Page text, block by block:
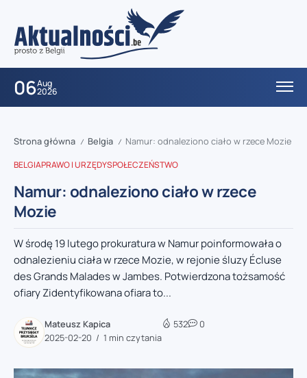
06Aug
2026
Strona główna / Belgia / Namur: odnaleziono ciało w rzece Mozie
BELGIAPRAWO I URZĘDYSPOŁECZEŃSTWO
Namur: odnaleziono ciało w rzece
Mozie
W środę 19 lutego prokuratura w Namur poinformowała o
odnalezieniu ciała w rzece Mozie, w rejonie śluzy Écluse
des Grands Malades w Jambes. Potwierdzona tożsamość
ofiary Zidentyfikowana ofiara to...
Mateusz Kapica
2025-02-20
1 min czytania
532 0